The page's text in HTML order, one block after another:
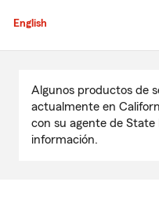
English
contenido
principal
Algunos productos de
actualmente en
con su agente de
información.